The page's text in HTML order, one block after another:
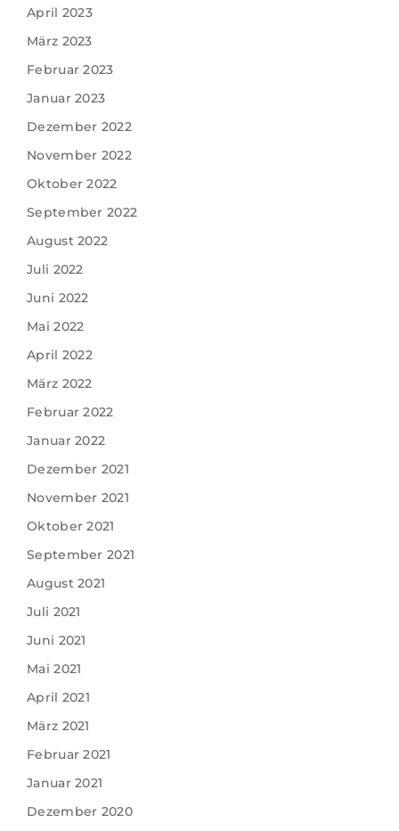
April 2023
März 2023
Februar 2023
Januar 2023
Dezember 2022
November 2022
Oktober 2022
September 2022
August 2022
Juli 2022
Juni 2022
Mai 2022
April 2022
März 2022
Februar 2022
Januar 2022
Dezember 2021
November 2021
Oktober 2021
September 2021
August 2021
Juli 2021
Juni 2021
Mai 2021
April 2021
März 2021
Februar 2021
Januar 2021
Dezember 2020